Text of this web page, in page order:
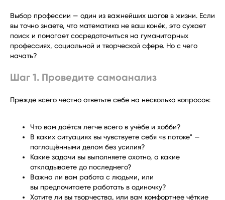
Выбор профессии — один из важнейших шагов в жизни. Если
вы точно знаете, что математика не ваш конёк, это сужает
поиск и помогает сосредоточиться на гуманитарных
профессиях, социальной и творческой сфере. Но с чего
начать?
Шаг 1. Проведите самоанализ
Прежде всего честно ответьте себе на несколько вопросов:
Что вам даётся легче всего в учёбе и хобби?
В каких ситуациях вы чувствуете себя «в потоке" —
поглощёнными делом без усилия?
Какие задачи вы выполняете охотно, а какие
откладываете до последнего?
Важна ли вам работа с людьми, или
вы предпочитаете работать в одиночку?
Хотите ли вы творчества, или вам комфортнее чёткие